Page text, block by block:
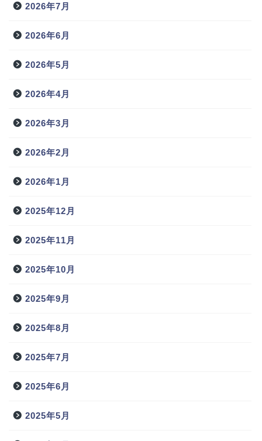
2026年7月
2026年6月
2026年5月
2026年4月
2026年3月
2026年2月
2026年1月
2025年12月
2025年11月
2025年10月
2025年9月
2025年8月
2025年7月
2025年6月
2025年5月